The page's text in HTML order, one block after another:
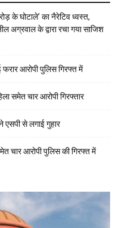
के घोटाले’ का नैरेटिव ध्वस्त,
के द्वारा रचा गया साजिश
आरोपी पुलिस गिरफ्त में
समेत चार आरोपी गिरफ्तार
ने एसपी से लगाई गुहार
चार आरोपी पुलिस की गिरफ्त में